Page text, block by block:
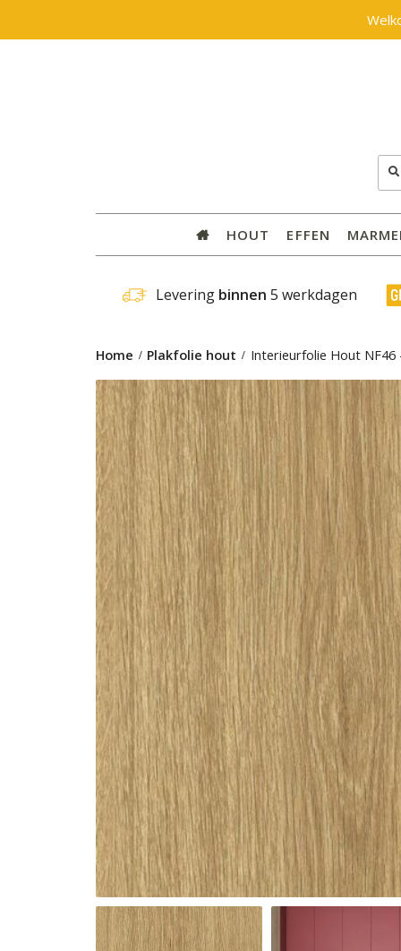
HOUT EFFEN
Levering binnen 5 werkdagen
Home Plakfolie hout Interieurfolie Hout NF46